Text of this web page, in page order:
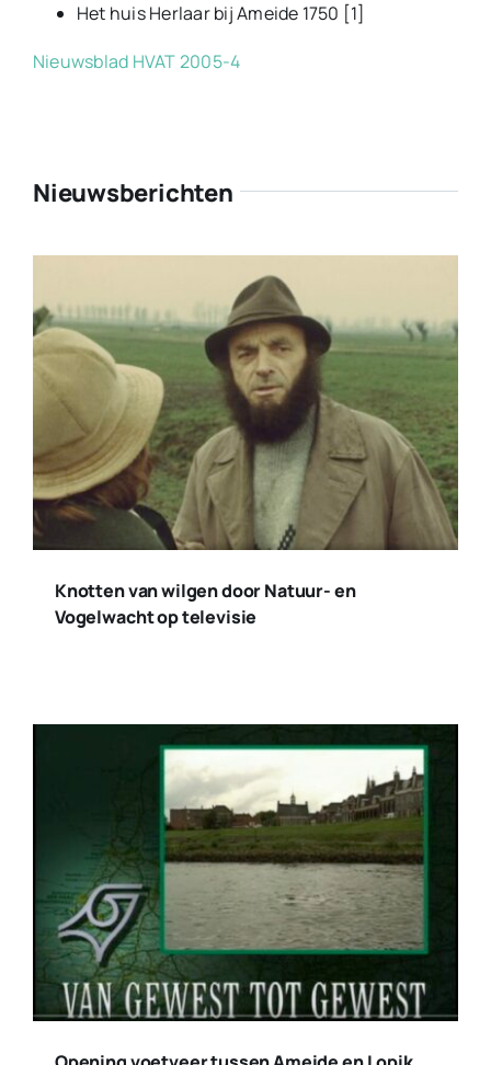
Het huis Herlaar bij Ameide 1750 [1]
Nieuwsblad HVAT 2005-4
Nieuwsberichten
Knotten van wilgen door Natuur- en
Vogelwacht op televisie